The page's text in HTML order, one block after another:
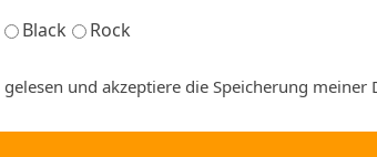
Black Rock
gelesen und akzeptiere die Speicherung meiner